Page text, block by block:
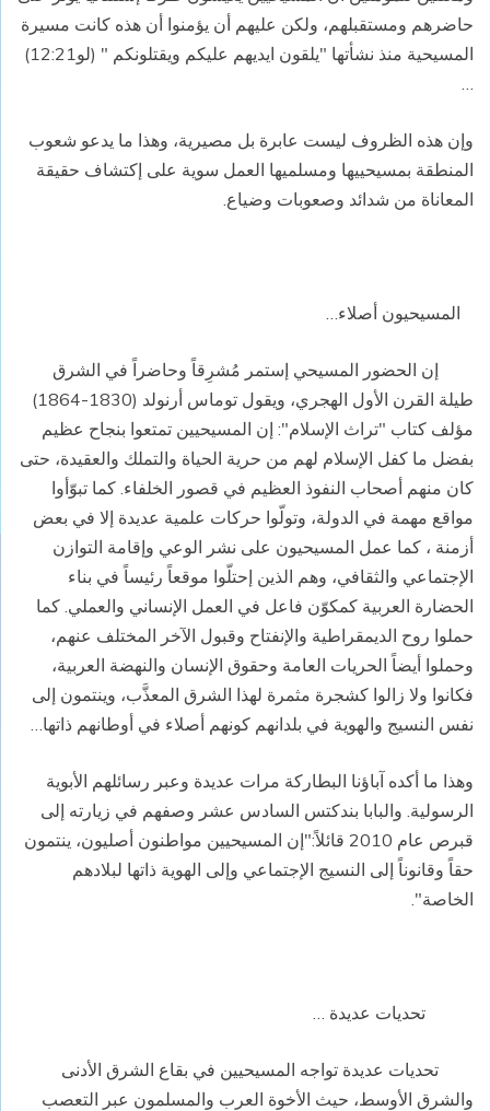
حاضرهم ومستقبلهم، ولكن عليهم أن يؤمنوا أن هذه كانت مسيرة
المسيحية منذ نشأتها "يلقون ايديهم عليكم ويقتلونكم " (لو12:21)
…
وإن هذه الظروف ليست عابرة بل مصيرية، وهذا ما يدعو شعوب
المنطقة بمسيحييها ومسلميها العمل سوية على إكتشاف حقيقة
المعاناة من شدائد وصعوبات وضياع.
المسيحيون أصلاء…
إن الحضور المسيحي إستمر مُشرِقاً وحاضراً في الشرق
طيلة القرن الأول الهجري، ويقول توماس أرنولد (1830-1864)
مؤلف كتاب "تراث الإسلام": إن المسيحيين تمتعوا بنجاح عظيم
بفضل ما كفل الإسلام لهم من حرية الحياة والتملك والعقيدة، حتى
كان منهم أصحاب النفوذ العظيم في قصور الخلفاء. كما تبوّأوا
مواقع مهمة في الدولة، وتولّوا حركات علمية عديدة إلا في بعض
أزمنة ، كما عمل المسيحيون على نشر الوعي وإقامة التوازن
الإجتماعي والثقافي، وهم الذين إحتلّوا موقعاً رئيساً في بناء
الحضارة العربية كمكوّن فاعل في العمل الإنساني والعملي. كما
حملوا روح الديمقراطية والإنفتاح وقبول الآخر المختلف عنهم،
وحملوا أيضاً الحريات العامة وحقوق الإنسان والنهضة العربية،
فكانوا ولا زالوا كشجرة مثمرة لهذا الشرق المعذَّب، وينتمون إلى
نفس النسيج والهوية في بلدانهم كونهم أصلاء في أوطانهم ذاتها…
وهذا ما أكده آباؤنا البطاركة مرات عديدة وعبر رسائلهم الأبوية
الرسولية. والبابا بندكتس السادس عشر وصفهم في زيارته إلى
قبرص عام 2010 قائلاً:"إن المسيحيين مواطنون أصليون، ينتمون
حقاً وقانوناً إلى النسيج الإجتماعي وإلى الهوية ذاتها لبلادهم
الخاصة".
تحديات عديدة …
تحديات عديدة تواجه المسيحيين في بقاع الشرق الأدنى
والشرق الأوسط، حيث الأخوة العرب والمسلمون عبر التعصب